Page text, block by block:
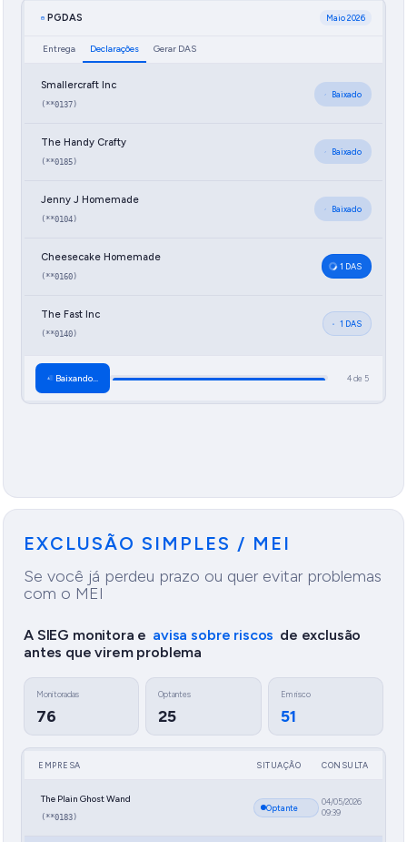
PGDAS Maio 2026
Entrega Declarações Gerar DAS
Smallercraft Inc
(**0137)
Baixado
The Handy Crafty
(**0185)
Baixado
Jenny J Homemade
(**0104)
Baixado
Cheesecake Homemade
(**0160)
Baixado
The Fast Inc
(**0140)
Baixado
Concluído 5 arquivos
EXCLUSÃO SIMPLES / MEI
Se você já perdeu prazo ou quer evitar problemas
com o MEI
A SIEG monitora e avisa sobre riscos de exclusão
antes que virem problema
Monitoradas
76
Optantes
25
Em risco
51
EMPRESA SITUAÇÃO CONSULTA
The Plain Ghost Wand
(**0183)
Optante
04/05/2026
09:39